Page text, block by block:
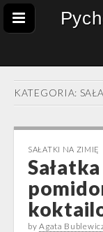
KATEGORIA:
SAŁATKI NA ZIMIĘ
byAgata